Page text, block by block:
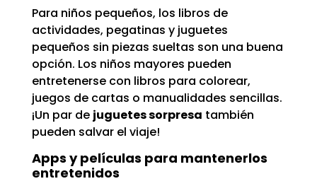
Para niños pequeños, los libros de
actividades, pegatinas y juguetes
pequeños sin piezas sueltas son una buena
opción. Los niños mayores pueden
entretenerse con libros para colorear,
juegos de cartas o manualidades sencillas.
¡Un par de juguetes sorpresa también
pueden salvar el viaje!
Apps y películas para mantenerlos
entretenidos